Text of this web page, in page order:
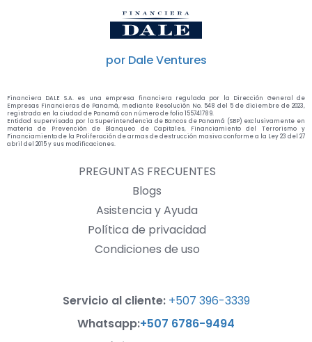
por Dale Ventures
Financiera DALE S.A. es una empresa financiera regulada por la Dirección General de
Empresas Financieras de Panamá, mediante Resolución No. 548 del 5 de diciembre de 2023,
registrada en la ciudad de Panamá con número de folio 155741789.
Entidad supervisada por la Superintendencia de Bancos de Panamá (SBP) exclusivamente en
materia de Prevención de Blanqueo de Capitales, Financiamiento del Terrorismo y
Financiamiento de la Proliferación de armas de destrucción masiva conforme a la Ley 23 del 27
abril del 2015 y sus modificaciones.
PREGUNTAS FRECUENTES
Blogs
Asistencia y Ayuda
Política de privacidad
Condiciones de uso
Servicio al cliente: +507 396-3339
Whatsapp:+507 6786-9494